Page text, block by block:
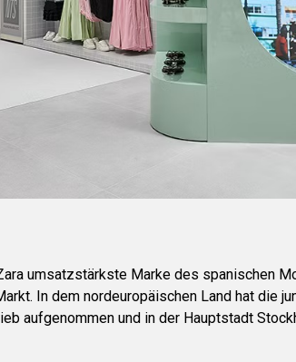
umsatzstärkste Marke des spanischen
In dem nordeuropäischen Land hat die
aufgenommen und in der Hauptstadt